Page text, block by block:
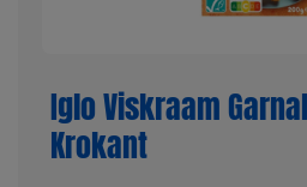
Iglo Viskraam
Krokant